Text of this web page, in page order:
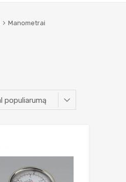
Manometrai